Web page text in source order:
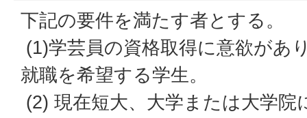
下記の要件を満たす者とする。
(1)学芸員の資格取得に意欲があ
就職を希望する学生。
(2) 現在短大、大学または大学院